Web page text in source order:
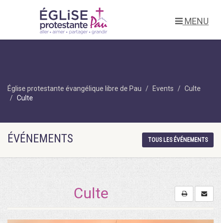
MENU
Église protestante évangélique libre de Pau Events
Culte
Culte
ÉVÉNEMENTS TOUS LES ÉVÉNEMENTS
Culte